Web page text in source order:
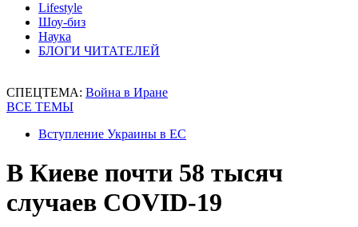
Lifestyle
Шоу-биз
Наука
БЛОГИ ЧИТАТЕЛЕЙ
СПЕЦТЕМА: Война в Иране
ВСЕ ТЕМЫ
Вступление Украины в ЕС
В Киеве почти 58 тысяч
случаев COVID-19